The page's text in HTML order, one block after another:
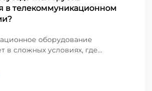
в телекоммуникационном
оборудование
в сложных условиях, где
проводов и соединений